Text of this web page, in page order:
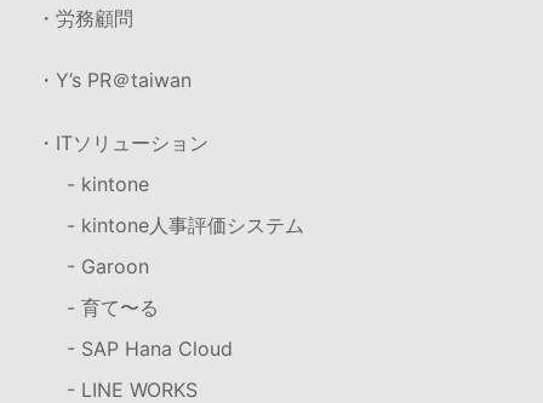
・労務顧問
・Y’s PR＠taiwan
・ITソリューション
- kintone
- kintone人事評価システム
- Garoon
- 育て〜る
- SAP Hana Cloud
- LINE WORKS